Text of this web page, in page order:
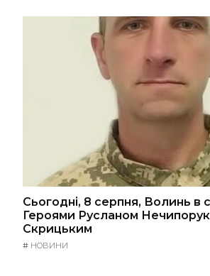
Сьогодні, 8 серпня, Волинь в
Героями Русланом
Скрицьким
# НОВИНИ